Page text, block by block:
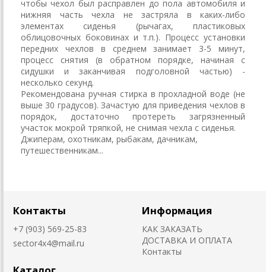
чтобы чехол был расправлен до пола автомобиля и
нижняя часть чехла не застряла в каких-либо
элементах сиденья (рычагах, пластиковых
облицовочных боковинах и т.п.). Процесс установки
передних чехлов в среднем занимает 3-5 минут,
процесс снятия (в обратном порядке, начиная с
сидушки и заканчивая подголовной частью) -
несколько секунд.
Рекомендована ручная стирка в прохладной воде (не
выше 30 градусов). Зачастую для приведения чехлов в
порядок, достаточно протереть загрязненный
участок мокрой тряпкой, не снимая чехла с сиденья.
Джиперам, охотникам, рыбакам, дачникам,
путешественникам...
Контакты
+7 (903) 569-25-83
sector4x4@mail.ru
Информация
КАК ЗАКАЗАТЬ
ДОСТАВКА И ОПЛАТА
Контакты